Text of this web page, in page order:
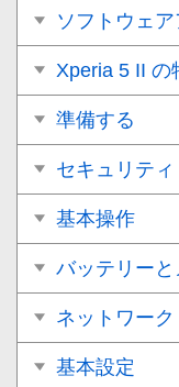
ソフトウェ
Xperia 5 II の
準備する
セキュリティ
基本操作
バッテリー
ネットワーク
基本設定